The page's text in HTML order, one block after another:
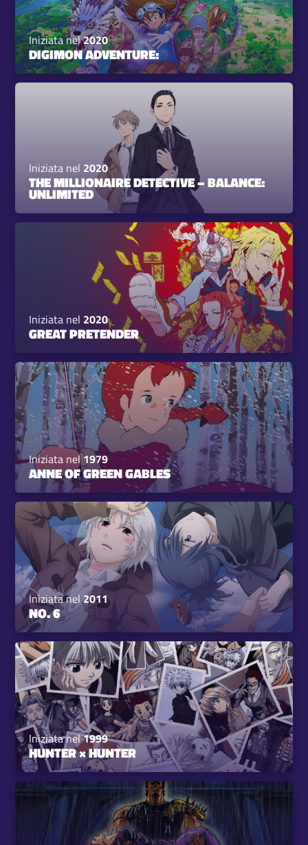
Iniziata nel2020
DIGIMON ADVENTURE:
Iniziata nel 2020
THE MILLIONAIRE DETECTIVE – BALANCE:
UNLIMITED
Iniziata nel 2020
GREAT PRETENDER
Iniziata nel1979
ANNE OF GREEN GABLES
Iniziata nel2011
NO. 6
Iniziata nel1999
HUNTER × HUNTER